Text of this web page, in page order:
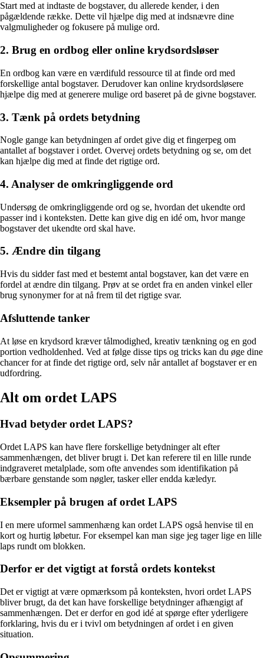
Start med at indtaste de bogstaver, du allerede kender, i den
pågældende række. Dette vil hjælpe dig med at indsnævre dine
valgmuligheder og fokusere på mulige ord.
2. Brug en ordbog eller online krydsordsløser
En ordbog kan være en værdifuld ressource til at finde ord med
forskellige antal bogstaver. Derudover kan online krydsordsløsere
hjælpe dig med at generere mulige ord baseret på de givne bogstaver.
3. Tænk på ordets betydning
Nogle gange kan betydningen af ordet give dig et fingerpeg om
antallet af bogstaver i ordet. Overvej ordets betydning og se, om det
kan hjælpe dig med at finde det rigtige ord.
4. Analyser de omkringliggende ord
Undersøg de omkringliggende ord og se, hvordan det ukendte ord
passer ind i konteksten. Dette kan give dig en idé om, hvor mange
bogstaver det ukendte ord skal have.
5. Ændre din tilgang
Hvis du sidder fast med et bestemt antal bogstaver, kan det være en
fordel at ændre din tilgang. Prøv at se ordet fra en anden vinkel eller
brug synonymer for at nå frem til det rigtige svar.
Afsluttende tanker
At løse en krydsord kræver tålmodighed, kreativ tænkning og en god
portion vedholdenhed. Ved at følge disse tips og tricks kan du øge dine
chancer for at finde det rigtige ord, selv når antallet af bogstaver er en
udfordring.
Alt om ordet LAPS
Hvad betyder ordet LAPS?
Ordet LAPS kan have flere forskellige betydninger alt efter
sammenhængen, det bliver brugt i. Det kan referere til en lille runde
indgraveret metalplade, som ofte anvendes som identifikation på
bærbare genstande som nøgler, tasker eller endda kæledyr.
Eksempler på brugen af ordet LAPS
I en mere uformel sammenhæng kan ordet LAPS også henvise til en
kort og hurtig løbetur. For eksempel kan man sige jeg tager lige en lille
laps rundt om blokken.
Derfor er det vigtigt at forstå ordets kontekst
Det er vigtigt at være opmærksom på konteksten, hvori ordet LAPS
bliver brugt, da det kan have forskellige betydninger afhængigt af
sammenhængen. Det er derfor en god idé at spørge efter yderligere
forklaring, hvis du er i tvivl om betydningen af ordet i en given
situation.